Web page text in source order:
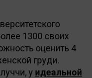
1300 своих
оценить 4
груди.
у идеальной